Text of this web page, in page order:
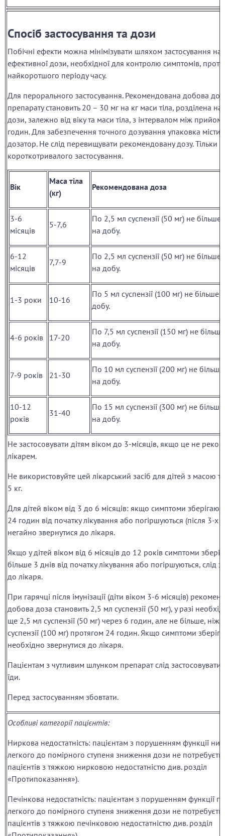
Спосіб застосування та дози
Побічні ефекти можна мінімізувати шляхом застосування
ефективної дози, необхідної для контролю симптомів,
найкоротшого періоду часу.
Для перорального застосування. Рекомендована добова
препарату становить 20 – 30 мг на кг маси тіла, розділена на
дози, залежно від віку та маси тіла, з інтервалом між
годин. Для забезпечення точного дозування упаковка
дозатор. Не слід перевищувати рекомендовану дозу. Тільки
короткотривалого застосування.
Вік
Маса тіла
(кг)
Рекомендована доза
3-6
місяців
5-7,6
По 2,5 мл суспензії (50 мг) не більше
на добу.
6-12
місяців
7,7-9
По 2,5 мл суспензії (50 мг) не більше
на добу.
1-3 роки 10-16
По 5 мл суспензії (100 мг) не більше
добу.
4-6 років 17-20
По 7,5 мл суспензії (150 мг) не
на добу.
7-9 років 21-30
По 10 мл суспензії (200 мг) не більше
на добу.
10-12
років
31-40
По 15 мл суспензії (300 мг) не більше
на добу.
Не застосовувати дітям віком до 3-місяців, якщо це не
лікарем.
Не використовуйте цей лікарський засіб для дітей з масою
5 кг.
Для дітей віком від 3 до 6 місяців: якщо симптоми
24 годин від початку лікування або погіршуються (після 3-х
негайно звернутися до лікаря.
Якщо у дітей віком від 6 місяців до 12 років симптоми
більше 3 днів від початку лікування або погіршуються, слід
до лікаря.
При гарячці після імунізації (діти віком 3-6 місяців)
добова доза становить 2,5 мл суспензії (50 мг), у разі
ще 2,5 мл суспензії (50 мг) через 6 годин, але не більше, ніж
суспензії (100 мг) протягом 24 годин. Якщо симптоми
необхідно звернутися до лікаря.
Пацієнтам з чутливим шлунком препарат слід застосовувати
їди.
Перед застосуванням збовтати.
Особливі категорії пацієнтів:
Ниркова недостатність: пацієнтам з порушенням функції
легкого до помірного ступеня зниження дози не
пацієнтів з тяжкою нирковою недостатністю див. розділ
«Протипоказання»).
Печінкова недостатність: пацієнтам з порушенням функції
легкого до помірного ступеня зниження дози не
пацієнтів з тяжкою печінковою недостатністю див. розділ